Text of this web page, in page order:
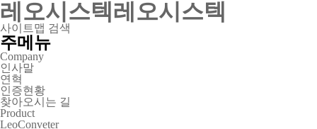
레오시스텍레오시스텍
사이트맵 검색
주메뉴
Company
인사말
연혁
인증현황
찾아오시는 길
Product
LeoConveter